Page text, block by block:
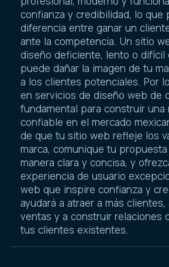
confianza y credibilidad, lo que
diferencia entre ganar un
ante la competencia. Un sitio
diseño deficiente, lento o difícil
puede dañar la imagen de tu
a los clientes potenciales. Por
en servicios de diseño web de
fundamental para construir una
confiable en el mercado
de que tu sitio web refleje los
marca, comunique tu
manera clara y concisa, y
experiencia de usuario
web que inspire confianza y
ayudará a atraer a más
ventas y a construir relaciones
tus clientes existentes.